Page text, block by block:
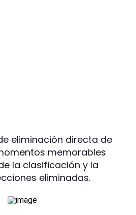
eliminación directa de
memorables
la clasificación y la
eliminadas.